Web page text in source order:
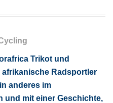
Trikot und
Radsportler
anderes im
und mit einer Geschichte,